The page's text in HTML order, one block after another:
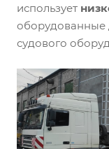
использует
оборудованные
судового